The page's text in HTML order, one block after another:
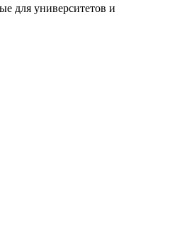
для университетов и